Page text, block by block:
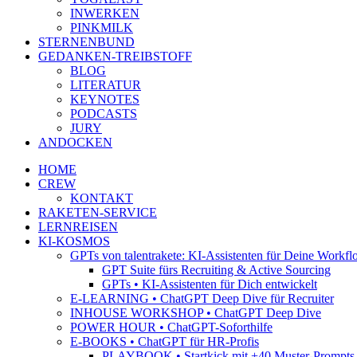
INWERKEN
PINKMILK
STERNENBUND
GEDANKEN-TREIBSTOFF
BLOG
LITERATUR
KEYNOTES
PODCASTS
JURY
ANDOCKEN
HOME
CREW
KONTAKT
RAKETEN-SERVICE
LERNREISEN
KI-KOSMOS
GPTs von talentrakete: KI-Assistenten für Deine
GPT Suite fürs Recruiting & Active Sourcing
GPTs • KI-Assistenten für Dich entwickelt
E-LEARNING • ChatGPT Deep Dive für Recruiter
INHOUSE WORKSHOP • ChatGPT Deep Dive
POWER HOUR • ChatGPT-Soforthilfe
E-BOOKS • ChatGPT für HR-Profis